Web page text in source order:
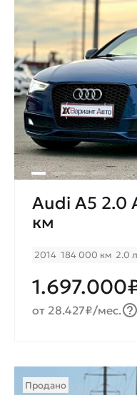
Audi A5 2.0
км
2014 184 000 км 2.0
от 28.427₽/мес.
Продано